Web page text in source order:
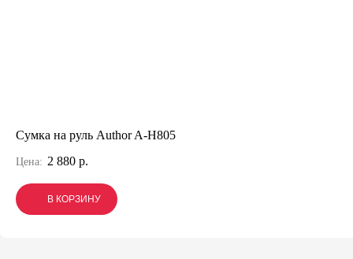
Сумка на руль Author A-H805
Цена: 2 880 р.
В КОРЗИНУ
В КОРЗИНУ
В КОРЗИНУ